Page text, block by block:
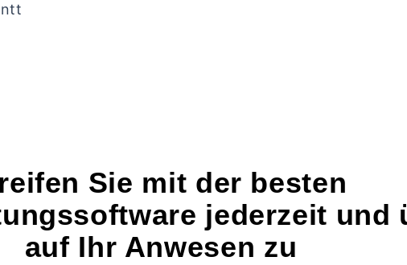
Sie mit der besten
jederzeit und
auf Ihr Anwesen zu